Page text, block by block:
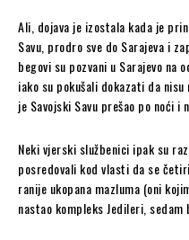
Ali, dojava je izostala kada je
Savu, prodro sve do Sarajeva i
begovi su pozvani u Sarajevo na
iako su pokušali dokazati da
je Savojski Savu prešao po noći i
Neki vjerski službenici ipak su
posredovali kod vlasti da se
ranije ukopana mazluma (oni
nastao kompleks Jedileri,